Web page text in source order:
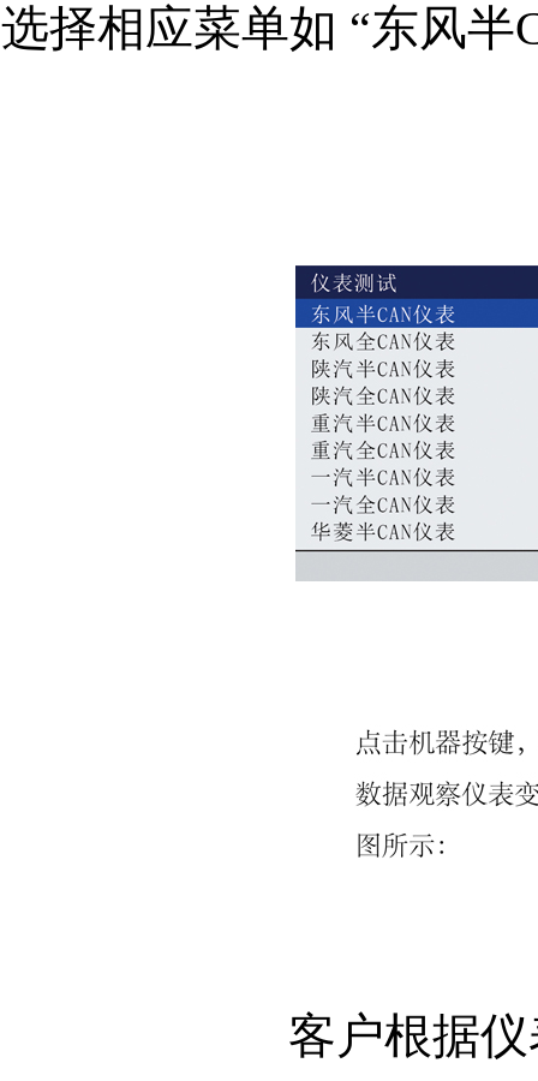
选择相应菜单如 “东风半
客户根据